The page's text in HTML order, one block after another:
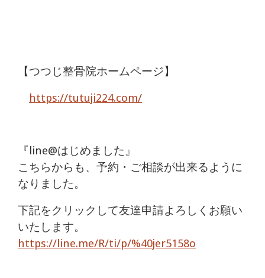
【つつじ整骨院ホームページ】
https://tutuji224.com/
『line@はじめました』
こちらからも、予約・ご相談が出来るように
なりました。
下記をクリックして友達申請よろしくお願い
いたします。
https://line.me/R/ti/p/%40jer5158o